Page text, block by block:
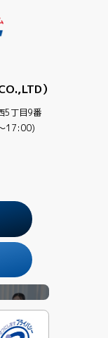
）
5丁目9番
17:00)